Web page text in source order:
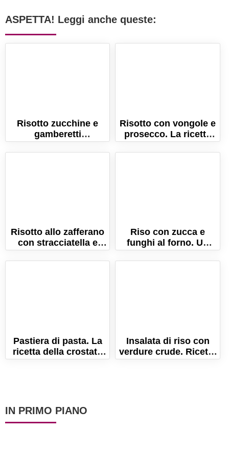
ASPETTA! Leggi anche queste:
Risotto zucchine e
gamberetti
cremosissimo!
Risotto con vongole e
prosecco. La ricetta
semplice ed elegante!
Risotto allo zafferano
con stracciatella e
bacon croccante!
Riso con zucca e
funghi al forno. Un
timballo ricco e
gustoso!
Pastiera di pasta. La
ricetta della crostata
di pasta napoletana!
Insalata di riso con
verdure crude. Ricetta
per un primo piatto
IN PRIMO PIANO